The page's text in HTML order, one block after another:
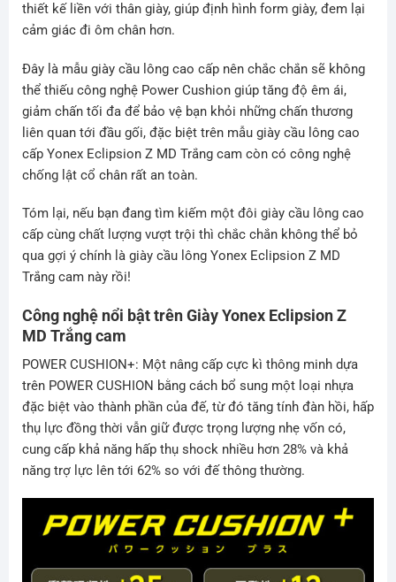
thiết kế liền với thân giày, giúp định hình form giày, đem lại
cảm giác đi ôm chân hơn.
Đây là mẫu giày cầu lông cao cấp nên chắc chắn sẽ không
thể thiếu công nghệ Power Cushion giúp tăng độ êm ái,
giảm chấn tối đa để bảo vệ bạn khỏi những chấn thương
liên quan tới đầu gối, đặc biệt trên mẫu giày cầu lông cao
cấp Yonex Eclipsion Z MD Trắng cam còn có công nghệ
chống lật cổ chân rất an toàn.
Tóm lại, nếu bạn đang tìm kiếm một đôi giày cầu lông cao
cấp cùng chất lượng vượt trội thì chắc chắn không thể bỏ
qua gợi ý chính là giày cầu lông Yonex Eclipsion Z MD
Trắng cam này rồi!
Công nghệ nổi bật trên Giày Yonex Eclipsion Z
MD Trắng cam
POWER CUSHION+: Một nâng cấp cực kì thông minh dựa
trên POWER CUSHION bằng cách bổ sung một loại nhựa
đặc biệt vào thành phần của đế, từ đó tăng tính đàn hồi, hấp
thụ lực đồng thời vẫn giữ được trọng lượng nhẹ vốn có,
cung cấp khả năng hấp thụ shock nhiều hơn 28% và khả
năng trợ lực lên tới 62% so với đế thông thường.